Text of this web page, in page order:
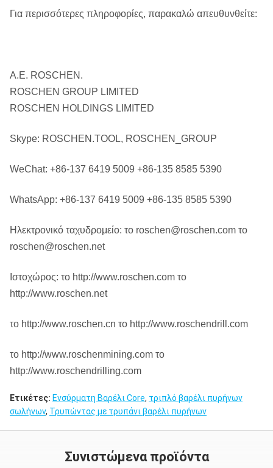
Για περισσότερες πληροφορίες, παρακαλώ απευθυνθείτε:
Α.Ε. ROSCHEN.
ROSCHEN GROUP LIMITED
ROSCHEN HOLDINGS LIMITED
Skype: ROSCHEN.TOOL, ROSCHEN_GROUP
WeChat: +86-137 6419 5009 +86-135 8585 5390
WhatsApp: +86-137 6419 5009 +86-135 8585 5390
Ηλεκτρονικό ταχυδρομείο: το roschen@roschen.com το
roschen@roschen.net
Ιστοχώρος: το http://www.roschen.com το
http://www.roschen.net
το http://www.roschen.cn το http://www.roschendrill.com
το http://www.roschenmining.com το
http://www.roschendrilling.com
Ετικέτες: Ενσύρματη Βαρέλι Core, τριπλό βαρέλι πυρήνων
σωλήνων, Τρυπώντας με τρυπάνι βαρέλι πυρήνων
Συνιστώμενα προϊόντα